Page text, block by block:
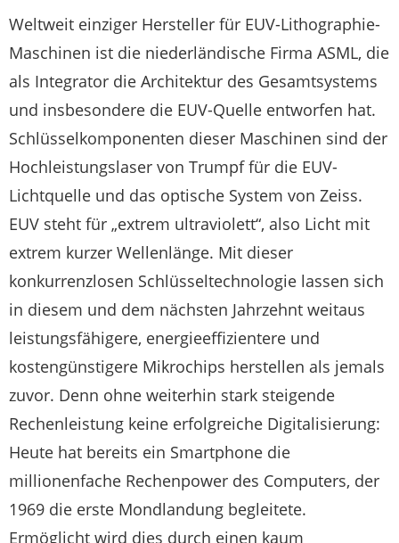
Weltweit einziger Hersteller für EUV-Lithographie-
Maschinen ist die niederländische Firma ASML, die
als Integrator die Architektur des Gesamtsystems
und insbesondere die EUV-Quelle entworfen hat.
Schlüsselkomponenten dieser Maschinen sind der
Hochleistungslaser von Trumpf für die EUV-
Lichtquelle und das optische System von Zeiss.
EUV steht für „extrem ultraviolett“, also Licht mit
extrem kurzer Wellenlänge. Mit dieser
konkurrenzlosen Schlüsseltechnologie lassen sich
in diesem und dem nächsten Jahrzehnt weitaus
leistungsfähigere, energieeffizientere und
kostengünstigere Mikrochips herstellen als jemals
zuvor. Denn ohne weiterhin stark steigende
Rechenleistung keine erfolgreiche Digitalisierung:
Heute hat bereits ein Smartphone die
millionenfache Rechenpower des Computers, der
1969 die erste Mondlandung begleitete.
Ermöglicht wird dies durch einen kaum